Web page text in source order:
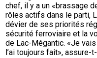
chef, il y a un «brassage
rôles actifs dans le parti,
dévier de ses priorités
sécurité ferroviaire et la
de Lac-Mégantic. «Je
l’ai toujours fait», assure-